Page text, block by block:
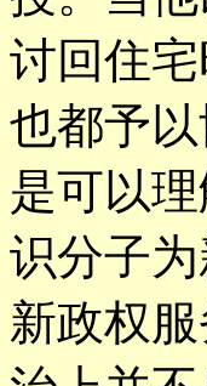
讨回住
也都予
是可以
识分子
新政权